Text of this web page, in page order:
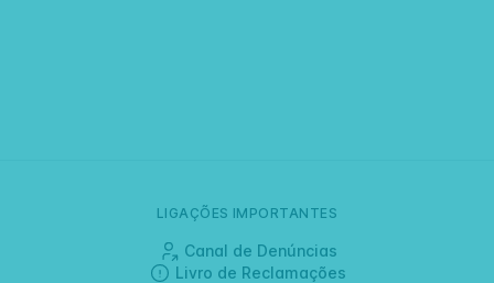
LIGAÇÕES IMPORTANTES
Canal de Denúncias
Livro de Reclamações